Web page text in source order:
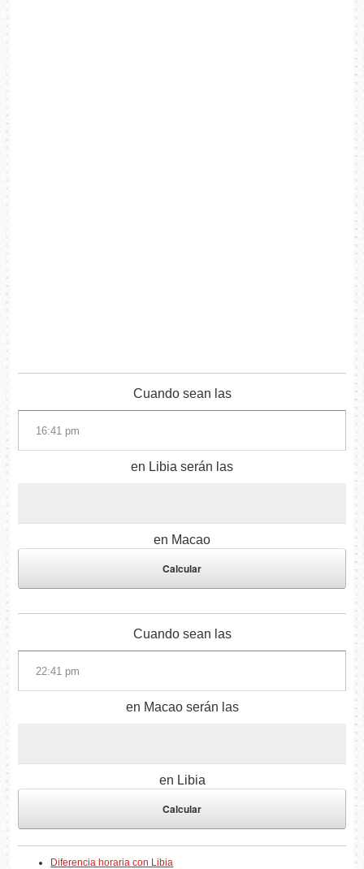
Cuando sean las
en Libia serán las
en Macao
Cuando sean las
en Macao serán las
en Libia
Diferencia horaria con Libia